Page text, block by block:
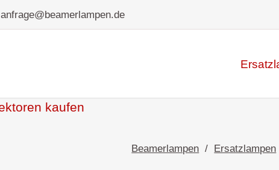
anfrage@beamerlampen.de
Beamerlampen Ersatzlampen